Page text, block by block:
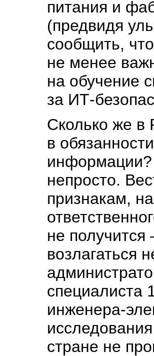
питания и
(предвидя
сообщить,
не менее
на обучение
за ИТ-
Сколько же в
в
информации?
непросто.
признакам,
не получится
возлагаться
специалиста
инженера-
стране не